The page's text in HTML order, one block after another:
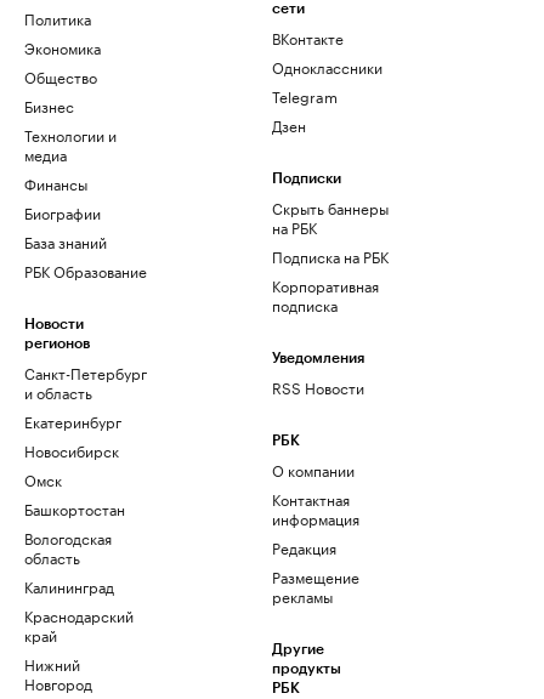
Политика
Экономика
Общество
Бизнес
Технологии и
медиа
Финансы
Биографии
База знаний
РБК Образование
Новости
регионов
Санкт-Петербург
и область
Екатеринбург
Новосибирск
Омск
Башкортостан
Вологодская
область
Калининград
Краснодарский
край
Нижний
Новгород
сети
ВКонтакте
Одноклассники
Telegram
Дзен
Подписки
Скрыть баннеры
на РБК
Подписка на РБК
Корпоративная
подписка
Уведомления
RSS Новости
РБК
О компании
Контактная
информация
Редакция
Размещение
рекламы
Другие
продукты
РБК